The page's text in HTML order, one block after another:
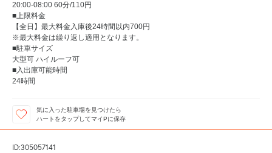
20:00-08:00 60分/110円
■上限料金
【全日】最大料金入庫後24時間以内700円
※最大料金は繰り返し適用となります。
■駐車サイズ
大型可 ハイルーフ可
■入出庫可能時間
24時間
気に入った駐車場を見つけたら
ハートをタップしてマイPに保存
ID:305057141